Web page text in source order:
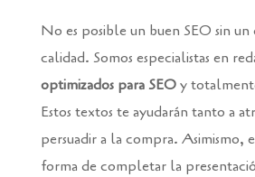
No es posible un buen SEO sin
calidad. Somos especialistas en
optimizados para SEOy
Estos textos te ayudarán tanto a
persuadir a la compra. Asimismo,
forma de completar la